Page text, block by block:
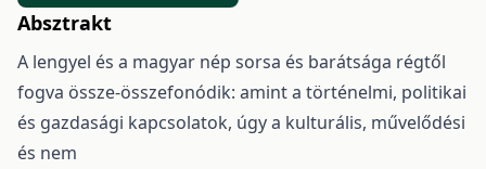
Absztrakt
A lengyel és a magyar nép sorsa és barátsága régtől
fogva össze-összefonódik: amint a történelmi, politikai
és gazdasági kapcsolatok, úgy a kulturális, művelődési
és nem